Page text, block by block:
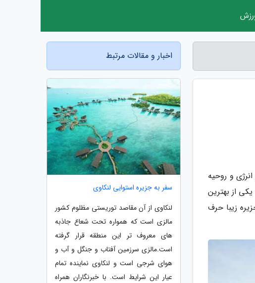
و روحیه
از بهترین
زیبا حرف
اخبار و مقالات مرتبط
سفر به جزیره استوایی لنکاوی
لنکاوی از آن مقاصد توریستی مظلوم کشور
مالزی است که همواره تحت شعاع جاذبه
های معروف تر این منطقه قرار گرفته
است.مالزی سرزمین آفتاب و جنگل و آب و
هوای شرجی است و لنکاوی نماینده تمام
عیار این شرایط است. با خبرنگاران همراه